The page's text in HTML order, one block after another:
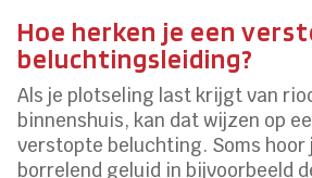
Hoe herken je een
beluchtingsleiding?
Als je plotseling last krijgt van
binnenshuis, kan dat wijzen op
verstopte beluchting. Soms hoor
borrelend geluid in bijvoorbeeld